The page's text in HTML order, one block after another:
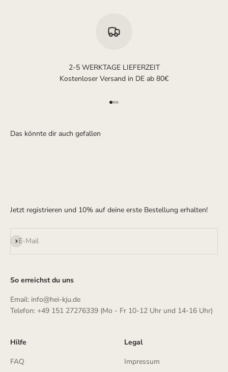
2-5 WERKTAGE LIEFERZEIT
Kostenloser Versand in DE ab 80€
Jetzt registrieren und 10% auf deine erste Bestellung erhalten!
E-Mail
Abonnieren
So erreichst du uns
Email: info@hei-kju.de
Telefon: +49 151 27276339 (Mo - Fr 10-12 Uhr und 14-16 Uhr)
Hilfe
FAQ
Legal
Impressum